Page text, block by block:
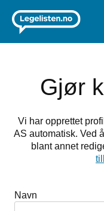
Gjør
Vi har opprettet
AS automatisk. Ved
blant annet
Navn